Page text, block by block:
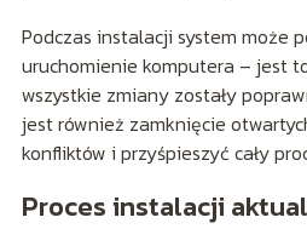
Podczas instalacji system może
uruchomienie komputera – jest
wszystkie zmiany zostały
jest również zamknięcie
konfliktów i przyśpieszyć cały
Proces instalacji